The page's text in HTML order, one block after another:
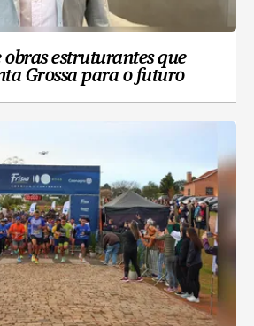
obras estruturantes que
Grossa para o futuro